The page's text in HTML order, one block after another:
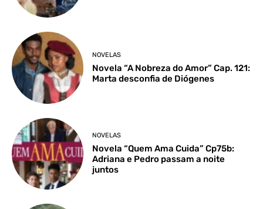
NOVELAS
Novela “A Nobreza do Amor” Cap. 121:
Marta desconfia de Diógenes
NOVELAS
Novela “Quem Ama Cuida” Cp75b:
Adriana e Pedro passam a noite
juntos